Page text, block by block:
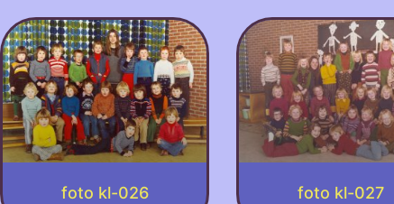
foto kl-026 foto kl-027